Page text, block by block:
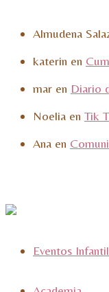
Almudena
katerin en
mar en Diario
Noelia en Tik
Ana en
Eventos